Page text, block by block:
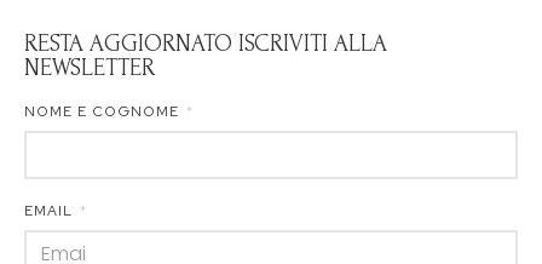
RESTA AGGIORNATO ISCRIVITI ALLA
NEWSLETTER
NOME E COGNOME
EMAIL